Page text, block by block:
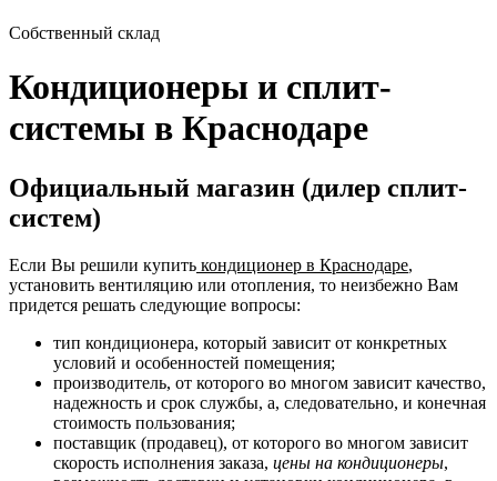
Собственный склад
Кондиционеры и сплит-
системы в Краснодаре
Официальный магазин (дилер сплит-
систем)
Если Вы решили купить кондиционер в Краснодаре,
установить вентиляцию или отопления, то неизбежно Вам
придется решать следующие вопросы:
тип кондиционера, который зависит от конкретных
условий и особенностей помещения;
производитель, от которого во многом зависит качество,
надежность и срок службы, а, следовательно, и конечная
стоимость пользования;
поставщик (продавец), от которого во многом зависит
скорость исполнения заказа, цены на кондиционеры,